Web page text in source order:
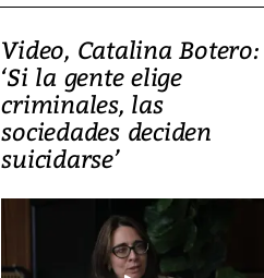
Video, Catalina Botero:
‘Si la gente elige
criminales, las
sociedades deciden
suicidarse’